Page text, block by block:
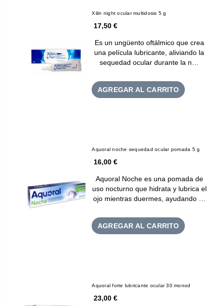
Xilin night ocular multidosis 5 g
17,50 €
Es un ungüento oftálmico que crea
una película lubricante, aliviando la
sequedad ocular durante la n…
AGREGAR AL CARRITO
Aquoral noche sequedad ocular pomada 5 g
16,00 €
Aquoral Noche es una pomada de
uso nocturno que hidrata y lubrica el
ojo mientras duermes, ayudando …
AGREGAR AL CARRITO
Aquoral forte lubricante ocular 30 monod
23,00 €